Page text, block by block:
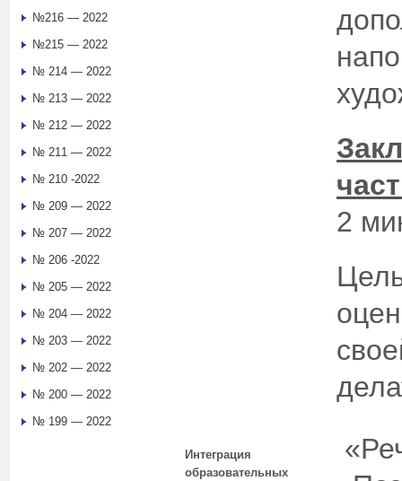
2
Интеграция
образовательных
№216 — 2022
№215 — 2022
№ 214 — 2022
№ 213 — 2022
№ 212 — 2022
№ 211 — 2022
№ 210 -2022
№ 209 — 2022
№ 207 — 2022
№ 206 -2022
№ 205 — 2022
№ 204 — 2022
№ 203 — 2022
№ 202 — 2022
№ 200 — 2022
№ 199 — 2022